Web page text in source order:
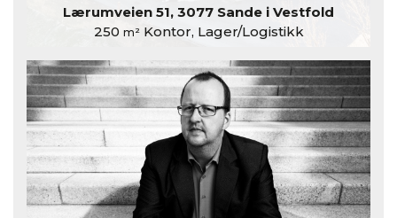
Lærumveien 51, 3077 Sande i Vestfold
250 m²Kontor, Lager/Logistikk